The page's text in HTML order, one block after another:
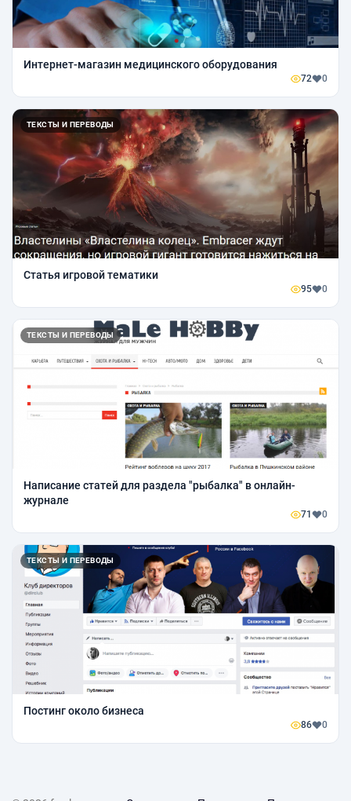
Интернет-магазин медицинского оборудования
72 0
ТЕКСТЫ И ПЕРЕВОДЫ
Статья игровой тематики
95 0
ТЕКСТЫ И ПЕРЕВОДЫ
Написание статей для раздела "рыбалка" в онлайн-
журнале
71 0
ТЕКСТЫ И ПЕРЕВОДЫ
Постинг около бизнеса
86 0